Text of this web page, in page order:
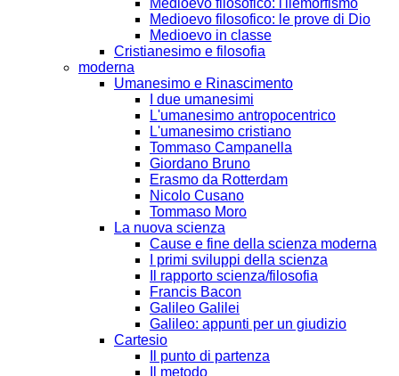
Medioevo filosofico: le prove di Dio
Medioevo in classe
Cristianesimo e filosofia
moderna
Umanesimo e Rinascimento
I due umanesimi
L'umanesimo antropocentrico
L'umanesimo cristiano
Tommaso Campanella
Giordano Bruno
Erasmo da Rotterdam
Nicolo Cusano
Tommaso Moro
La nuova scienza
Cause e fine della scienza moderna
I primi sviluppi della scienza
Il rapporto scienza/filosofia
Francis Bacon
Galileo Galilei
Galileo: appunti per un giudizio
Cartesio
Il punto di partenza
Il metodo